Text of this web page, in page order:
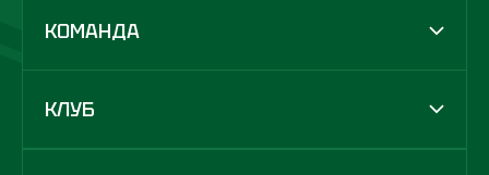
КОМАНДА
КЛУБ